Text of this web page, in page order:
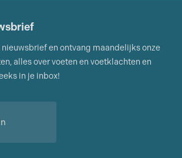
nieuwsbrief en ontvang maandelijks onze
alles over voeten en voetklachten en
in je inbox!